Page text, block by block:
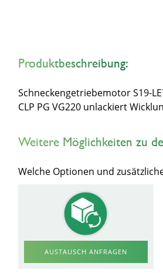
Produktbeschreibung:
Schneckengetriebemotor S19-
CLP PG VG220 unlackiert
Weitere Möglichkeiten zu
Welche Optionen und
AUSTAUSCH ANFRAGEN